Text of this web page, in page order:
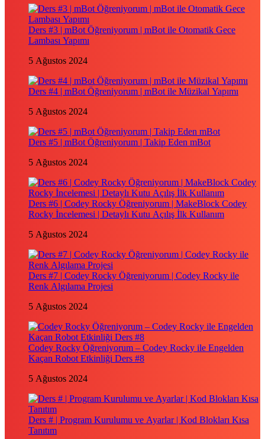
Ders #3 | mBot Öğreniyorum | mBot ile Otomatik Gece
Lambası Yapımı
5 Ağustos 2024
Ders #4 | mBot Öğreniyorum | mBot ile Müzikal Yapımı
5 Ağustos 2024
Ders #5 | mBot Öğreniyorum | Takip Eden mBot
5 Ağustos 2024
Ders #6 | Codey Rocky Öğreniyorum | MakeBlock Codey
Rocky İncelemesi | Detaylı Kutu Açılış İlk Kullanım
5 Ağustos 2024
Ders #7 | Codey Rocky Öğreniyorum | Codey Rocky ile
Renk Algılama Projesi
5 Ağustos 2024
Codey Rocky Öğreniyorum – Codey Rocky ile Engelden
Kaçan Robot Etkinliği Ders #8
5 Ağustos 2024
Ders # | Program Kurulumu ve Ayarlar | Kod Blokları Kısa
Tanıtım